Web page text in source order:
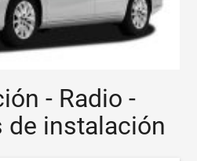
- Radio -
instalación